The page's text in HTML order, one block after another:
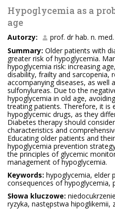
Hypoglycemia as a
age
Autorzy:
prof. dr hab. n.
Summary: Older patients with
greater risk of hypoglycemia.
hypoglycemia risk: increasing
disability, frailty and sarcopenia,
accompanying diseases, as well
sulfonylureas. Due to the
hypoglycemia in old age,
treating patients. Therefore, it is
hypoglycemic drugs, as they
Diabetes therapy should
characteristics and
Educating older patients and
hypoglycemia prevention
the principles of glycemic
management of hypoglycemia.
Keywords: hypoglycemia, elder
consequences of hypoglycemia,
Słowa kluczowe:
ryzyka, następstwa hipoglikemii,